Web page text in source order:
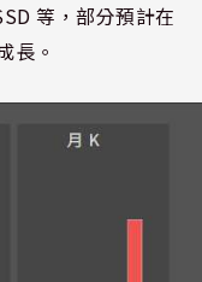
等，部分預計在
長。